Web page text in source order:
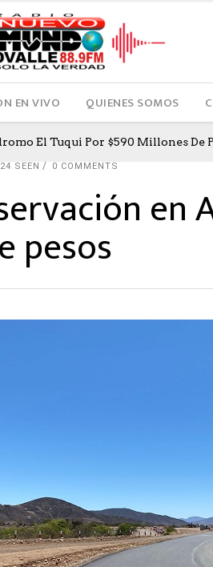
EN VIVO QUIENES SOMOS
El Tuqui Por $590 Millones De
SEEN 0 COMMENTS
en
pesos